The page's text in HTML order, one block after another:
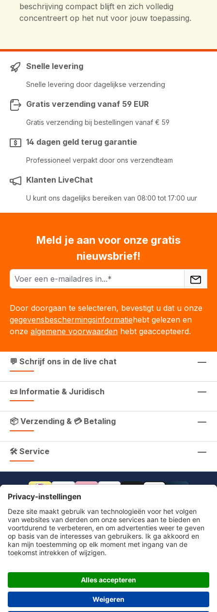
beschrijving compact blijft en zich volledig
concentreert op het nut voor jouw toepassing.
Snelle levering
Snelle levering door dagelijkse verzending
Gratis verzending vanaf 59 EUR
Gratis verzending bij bestellingen vanaf € 59
14 dagen geld terug garantie
Professioneel verpakt door ons verzendteam
Klanten LiveChat
U kunt ons dagelijks bereiken van 08:00 tot 17:00 uur
Meld je aan voor onze gratis
nieuwsbrief!
Door doorgaan te selecteren, bevestigt u dat u onze
gegevensbeschermingsinformatiehebt gelezen en
onze algemene voorwaarden hebt geaccepteerd.
💬 Schrijf ons in de live chat
📜 Informatie & Juridisch
📦 Verzending & 💳 Betaling
🛠 Service
footer.includeVat.beforeTag
footer.includeVat.shippingCost footer.includeVat.afterTag
Algemene voorwaarden
Privacyverklaring
Toegankelijkheid